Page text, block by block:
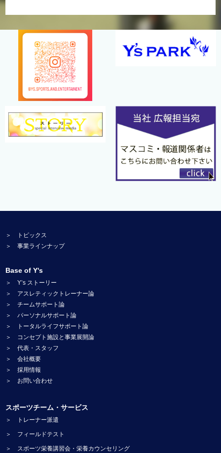
＞ トピックス
＞ 事業ラインナップ
Base of Y's
＞ Y’s ストーリー
＞ アスレティックトレーナー論
＞ チームサポート論
＞ パーソナルサポート論
＞ トータルライフサポート論
＞ コンセプト施設と事業展開論
＞ 代表・スタッフ
＞ 会社概要
＞ 採用情報
＞ お問い合わせ
スポーツチーム・サービス
＞ トレーナー派遣
＞ フィールドテスト
＞ スポーツ栄養講習会・栄養カウンセリング